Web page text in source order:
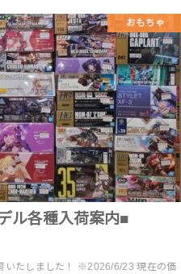
おもちゃ
ル各種入荷案内■
いたしました！ ※2026/6/23 現在の価